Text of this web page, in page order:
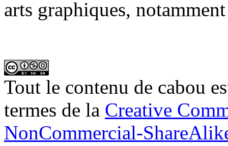
arts graphiques,
Tout le contenu de cabou
termes de la Creative
NonCommercial-